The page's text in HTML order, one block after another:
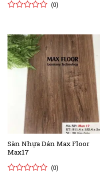
đánh
giá
(0)
Sàn Nhựa Dán Max Floor
Max17
(0)